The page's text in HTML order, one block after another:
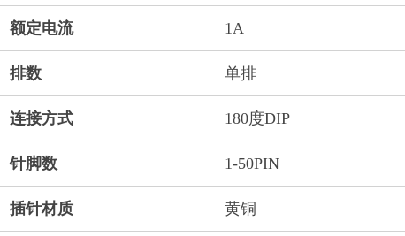
额定电流 1A
排数 单排
连接方式 180度DIP
针脚数 1-50PIN
插针材质 黄铜